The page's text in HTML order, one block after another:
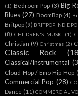
(1) Bedroom Pop (3) Big
Blues (27) BoomBap (4)
Britpop (9) BRITPOP INDIE
(8) CHILDREN'S MUSIC (1)
Christian (9) Christmas (2)
Classic Rock
Classical/Instrumental
Cloud Hop / Emo Hip-Hop
Commercial Pop (28)
Dance (11) COMMERCIAL